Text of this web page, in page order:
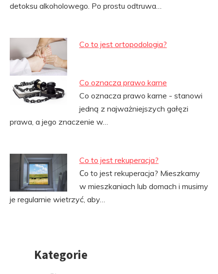
detoksu alkoholowego. Po prostu odtruwa…
Co to jest ortopodologia?
Co oznacza prawo karne
Co oznacza prawo karne - stanowi
jedną z najważniejszych gałęzi
prawa, a jego znaczenie w…
Co to jest rekuperacja?
Сo to jest rekuperacja? Mieszkamy
w mieszkaniach lub domach i musimy
je regularnie wietrzyć, aby…
PrzejdźKategorie